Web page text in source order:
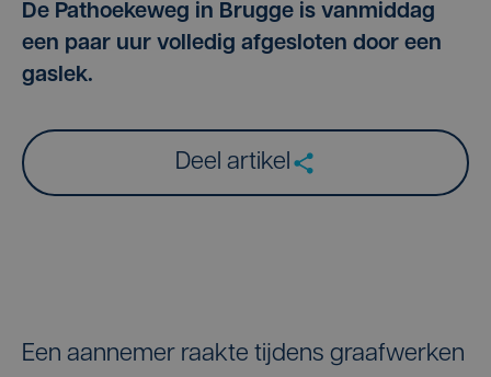
De Pathoekeweg in Brugge is vanmiddag
een paar uur volledig afgesloten door een
gaslek.
Deel artikel
Een aannemer raakte tijdens graafwerken